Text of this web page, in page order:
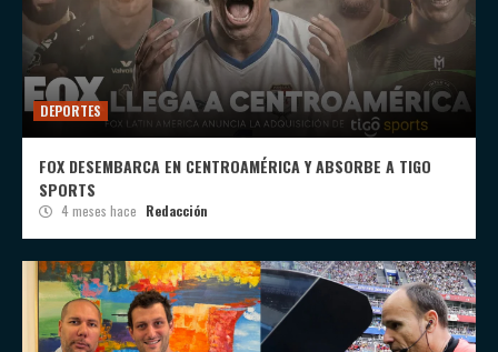
DEPORTES
FOX DESEMBARCA EN CENTROAMÉRICA Y ABSORBE A TIGO
SPORTS
4 meses hace Redacción